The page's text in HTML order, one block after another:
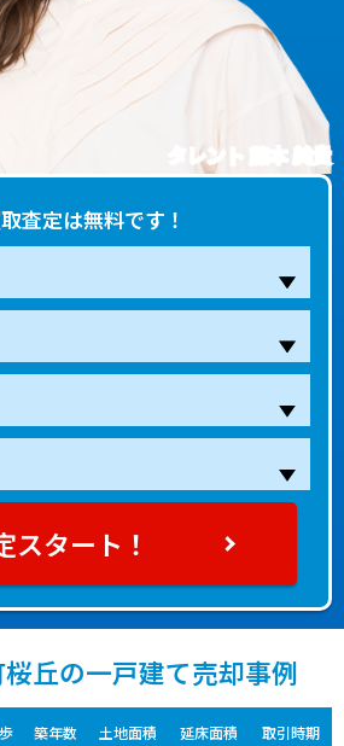
タレント 藤本 美貴
査定は無料です！
スタート！
丘の一戸建て売却事例
築年数 土地面積 延床面積 取引時期